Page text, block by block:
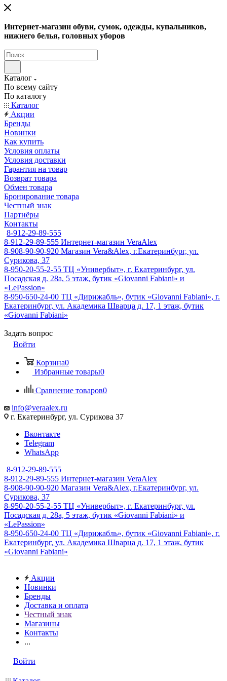
Интернет-магазин обуви, сумок, одежды, купальников,
нижнего белья, головных уборов
Каталог
По всему сайту
По каталогу
Каталог
Акции
Бренды
Новинки
Как купить
Условия оплаты
Условия доставки
Гарантия на товар
Возврат товара
Обмен товара
Бронирование товара
Честный знак
Партнёры
Контакты
8-912-29-89-555
8-912-29-89-555 Интернет-магазин VeraAlex
8-908-90-90-920 Магазин Vera&Alex, г.Екатеринбург, ул.
Сурикова, 37
8-950-20-55-2-55 ТЦ «Универбыт», г. Екатеринбург, ул.
Посадская д. 28а, 5 этаж, бутик «Giovanni Fabiani» и
«LePassion»
8-950-650-24-00 ТЦ «Дирижабль», бутик «Giovanni Fabiani», г.
Екатеринбург, ул. Академика Шварца д. 17, 1 этаж, бутик
«Giovanni Fabiani»
Задать вопрос
Войти
Корзина0
Избранные товары0
Сравнение товаров0
info@veraalex.ru
г. Екатеринбург, ул. Сурикова 37
Вконтакте
Telegram
WhatsApp
8-912-29-89-555
8-912-29-89-555 Интернет-магазин VeraAlex
8-908-90-90-920 Магазин Vera&Alex, г.Екатеринбург, ул.
Сурикова, 37
8-950-20-55-2-55 ТЦ «Универбыт», г. Екатеринбург, ул.
Посадская д. 28а, 5 этаж, бутик «Giovanni Fabiani» и
«LePassion»
8-950-650-24-00 ТЦ «Дирижабль», бутик «Giovanni Fabiani», г.
Екатеринбург, ул. Академика Шварца д. 17, 1 этаж, бутик
«Giovanni Fabiani»
Акции
Новинки
Бренды
Доставка и оплата
Честный знак
Магазины
Контакты
...
Войти